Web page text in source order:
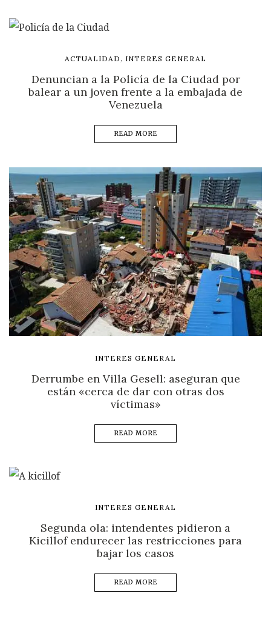
ACTUALIDAD , INTERES GENERAL
Denuncian a la Policía de la Ciudad por
balear a un joven frente a la embajada de
Venezuela
READ MORE
INTERES GENERAL
Derrumbe en Villa Gesell: aseguran que
están «cerca de dar con otras dos
víctimas»
READ MORE
INTERES GENERAL
Segunda ola: intendentes pidieron a
Kicillof endurecer las restricciones para
bajar los casos
READ MORE